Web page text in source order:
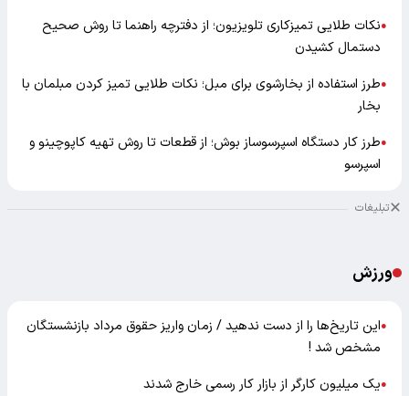
●نکات طلایی تمیزکاری تلویزیون؛ از دفترچه راهنما تا روش صحیح
دستمال کشیدن
●طرز استفاده از بخارشوی برای مبل؛ نکات طلایی تمیز کردن مبلمان با
بخار
●طرز کار دستگاه اسپرسوساز بوش؛ از قطعات تا روش تهیه کاپوچینو و
اسپرسو
تبلیغات
ورزش
●این تاریخ‌ها را از دست ندهید / زمان واریز حقوق مرداد بازنشستگان
مشخص شد !
●یک میلیون کارگر از بازار کار رسمی خارج شدند